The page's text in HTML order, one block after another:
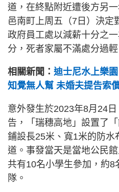
道，在終點附近遭後方另
邑南町上周五（7日）決定
政府員工處以減薪十分之
分，死者家屬不滿處分過
相關新聞： 迪士尼水上樂
知覺無人幫 未婚夫提告索
意外發生於2023年8月24
告，「瑞穗高地」設置了
鋪設長25米、寬1米的防水
道。事發當天是當地公民
共有10名小學生參加，約8
隊。